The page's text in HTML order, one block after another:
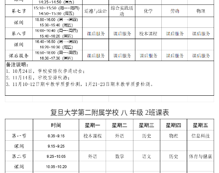
复旦大学第二附属学校八 年级 2班课表